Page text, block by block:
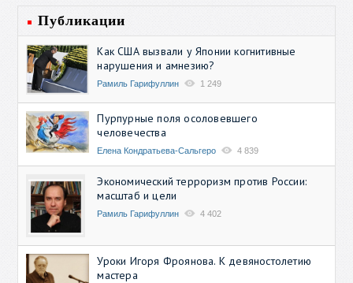
Публикации
Как США вызвали у Японии когнитивные
нарушения и амнезию?
Рамиль Гарифуллин 1 249
Пурпурные поля осоловевшего
человечества
Елена Кондратьева-Сальгеро 4 839
Экономический терроризм против России:
масштаб и цели
Рамиль Гарифуллин 4 402
Уроки Игоря Фроянова. К девяностолетию
мастера